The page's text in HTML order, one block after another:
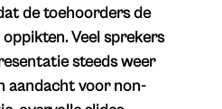
de toehoorders de
Veel sprekers
steeds weer
aandacht voor non-